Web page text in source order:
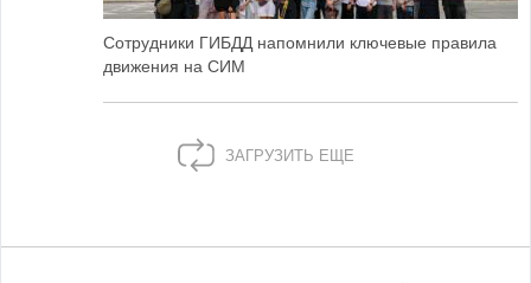
Сотрудники ГИБДД напомнили ключевые правила
движения на СИМ
ЗАГРУЗИТЬ ЕЩЕ